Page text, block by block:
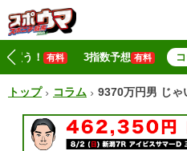
買う！ 有料 3指数予想 有料
トップ コラム 9370万円男 じゃ